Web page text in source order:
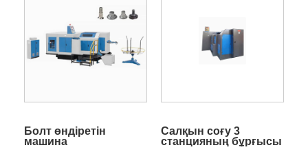
Болт өндіретін
машина
Салқын соғу 3
станцияның бұрғысы